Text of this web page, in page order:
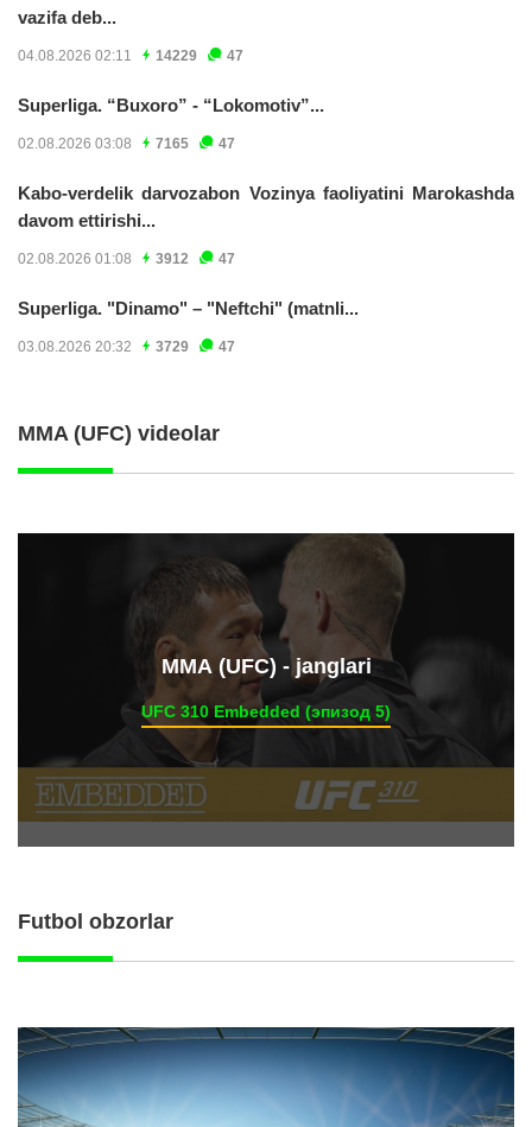
vazifa deb...
04.08.2026 02:11 14229 47
Superliga. “Buxoro” - “Lokomotiv”...
02.08.2026 03:08 7165 47
Kabo-verdelik darvozabon Vozinya faoliyatini Marokashda
davom ettirishi...
02.08.2026 01:08 3912 47
Superliga. "Dinamo" – "Neftchi" (matnli...
03.08.2026 20:32 3729 47
MMA (UFC) videolar
ММА (UFC) - janglari
UFC 310 Embedded (эпизод 5)
Futbol obzorlar